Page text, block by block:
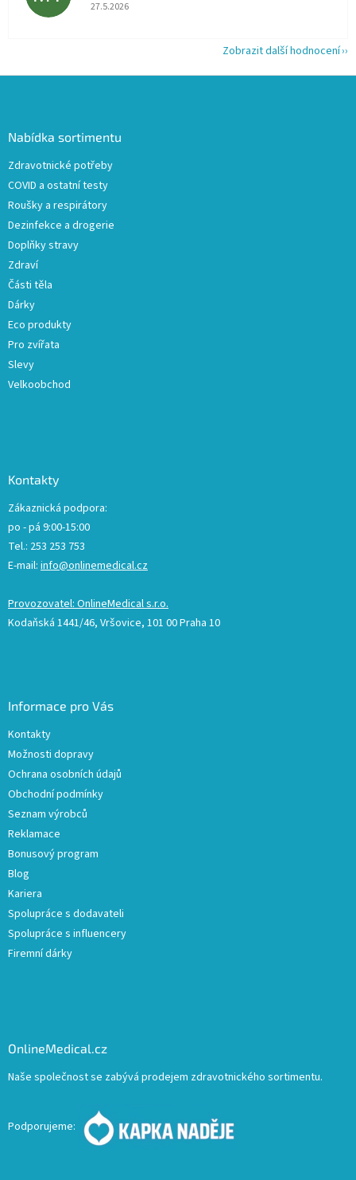
27.5.2026
Zobrazit další hodnocení
Nabídka sortimentu
Zdravotnické potřeby
COVID a ostatní testy
Roušky a respirátory
Dezinfekce a drogerie
Doplňky stravy
Zdraví
Části těla
Dárky
Eco produkty
Pro zvířata
Slevy
Velkoobchod
Kontakty
Zákaznická podpora:
po - pá 9:00-15:00
Tel.: 253 253 753
E-mail: info@onlinemedical.cz
Provozovatel: OnlineMedical s.r.o.
Kodaňská 1441/46, Vršovice, 101 00 Praha 10
Informace pro Vás
Kontakty
Možnosti dopravy
Ochrana osobních údajů
Obchodní podmínky
Seznam výrobců
Reklamace
Bonusový program
Blog
Kariera
Spolupráce s dodavateli
Spolupráce s influencery
Firemní dárky
OnlineMedical.cz
Naše společnost se zabývá prodejem zdravotnického sortimentu.
Podporujeme: